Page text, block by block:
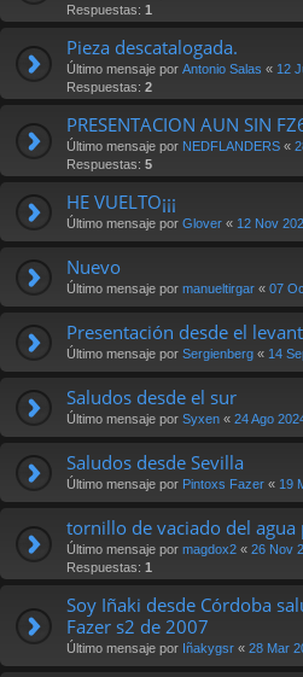
Respuestas: 1
Pieza descatalogada.
Último mensaje por Antonio Salas « 12
Respuestas: 2
PRESENTACION AUN SIN
Último mensaje por NEDFLANDERS «
Respuestas: 5
HE VUELTO¡¡¡
Último mensaje por Glover « 12 Nov
Nuevo
Último mensaje por manueltirgar « 07
Presentación desde el
Último mensaje por Sergienberg « 14
Saludos desde el sur
Último mensaje por Syxen « 24 Ago
Saludos desde Sevilla
Último mensaje por Pintoxs Fazer « 19
tornillo de vaciado del agua
Último mensaje por magdox2 « 26 Nov
Respuestas: 1
Soy Iñaki desde Córdoba
Fazer s2 de 2007
Último mensaje por Iñakygsr « 28 Mar